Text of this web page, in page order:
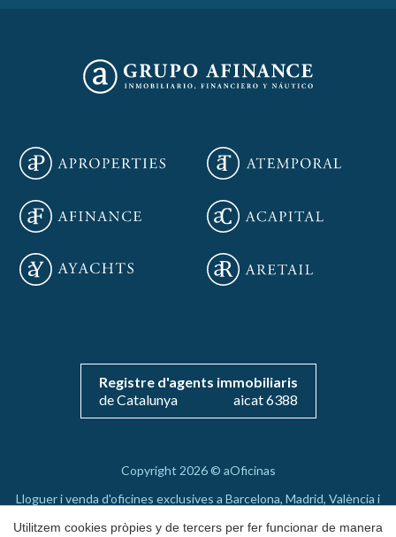
Registre d'agents immobiliaris
de Catalunya
aicat 6388
Copyright 2026 © aOficinas
Lloguer i venda d'oficines exclusives a Barcelona, Madrid, València i
Utilitzem cookies pròpies y de tercers per fer funcionar de manera